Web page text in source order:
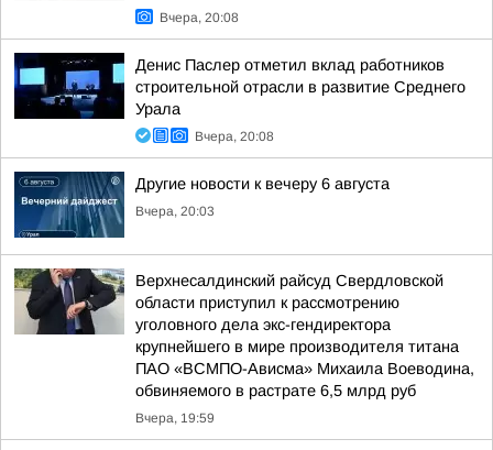
Вчера, 20:08
Денис Паслер отметил вклад работников
строительной отрасли в развитие Среднего
Урала
Вчера, 20:08
Другие новости к вечеру 6 августа
Вчера, 20:03
Верхнесалдинский райсуд Свердловской
области приступил к рассмотрению
уголовного дела экс-гендиректора
крупнейшего в мире производителя титана
ПАО «ВСМПО-Ависма» Михаила Воеводина,
обвиняемого в растрате 6,5 млрд руб
Вчера, 19:59